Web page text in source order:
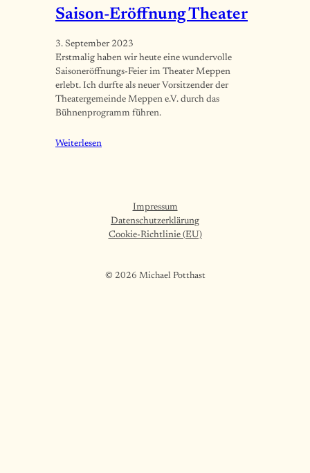
Saison-Eröffnung Theater
3. September 2023
Erstmalig haben wir heute eine wundervolle
Saisoneröffnungs-Feier im Theater Meppen
erlebt. Ich durfte als neuer Vorsitzender der
Theatergemeinde Meppen e.V. durch das
Bühnenprogramm führen.
Weiterlesen
Impressum
Datenschutzerklärung
Cookie-Richtlinie (EU)
© 2026 Michael Potthast